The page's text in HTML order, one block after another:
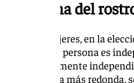
la forma del
como en mujeres, en la
cara». «Cada persona es
completamente
tiene la cara más redonda,